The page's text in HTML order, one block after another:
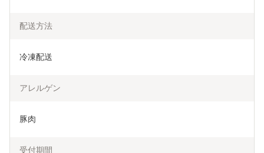
配送方法
冷凍配送
アレルゲン
豚肉
受付期間